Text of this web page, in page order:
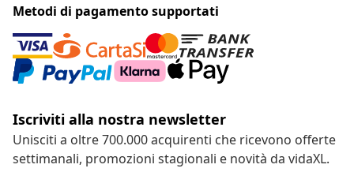
Metodi di pagamento supportati
Iscriviti alla nostra newsletter
Unisciti a oltre 700.000 acquirenti che ricevono offerte
settimanali, promozioni stagionali e novità da vidaXL.